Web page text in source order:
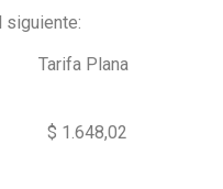
siguiente:
Plana
$ 1.648,02